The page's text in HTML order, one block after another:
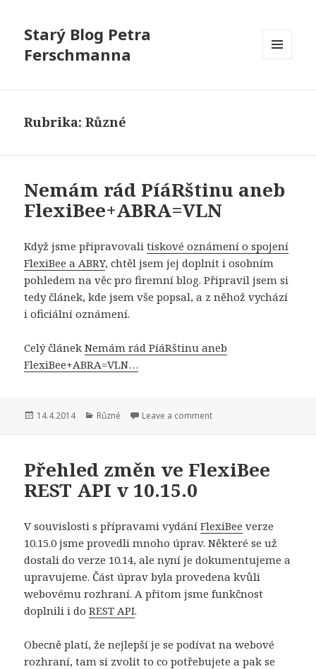
Starý Blog Petra
Ferschmanna
Rubrika:Různé
Nemám rád PíáRštinu aneb
FlexiBee+ABRA=VLN
Když jsme připravovalitiskové oznámení o spojení
FlexiBee a ABRY, chtěl jsem jej doplnit i osobním
pohledem na věc pro firemní blog. Připravil jsem si
tedy článek, kde jsem vše popsal, a z něhož vychází
i oficiální oznámení.
Celý článekNemám rád PíáRštinu aneb
FlexiBee+ABRA=VLN…
Publikováno:
14.4.2014 Rubriky:
Různé Leave a comment
Přehled změn ve FlexiBee
REST API v 10.15.0
V souvislosti s přípravami vydáníFlexiBee verze
10.15.0 jsme provedli mnoho úprav. Některé se už
dostali do verze 10.14, ale nyní je dokumentujeme a
upravujeme. Část úprav byla provedena kvůli
webovému rozhraní. A přitom jsme funkčnost
doplnili i doREST API.
Obecně platí, že nejlepší je se podívat na webové
rozhraní, tam si zvolit to co potřebujete a pak se